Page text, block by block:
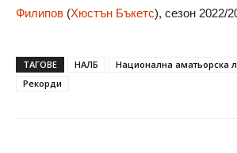
Филипов (Хюстън Бъкетс), сезон 2022/
ТАГОВЕ НАЛБ
Национална аматьорска
Рекорди